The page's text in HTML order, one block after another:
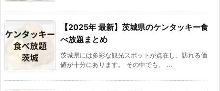
【2025年 最新】茨城県のケンタッキー食
べ放題まとめ
茨城県には多彩な観光スポットが点在し、訪れる価
値が十分にあります。 その中でも、 ...